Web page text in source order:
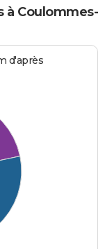
à Coulommes-
d'après